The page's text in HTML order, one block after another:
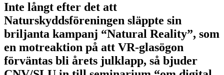
Inte långt efter det att
Naturskyddsföreningen släppte sin
briljanta kampanj “Natural Reality”, som
en motreaktion på att VR-glasögon
förväntas bli årets julklapp, så bjuder